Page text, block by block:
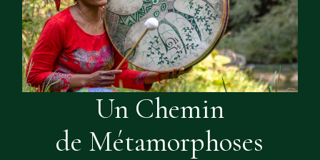
Un Chemin
de Métamorphoses